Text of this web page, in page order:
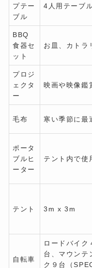
プテー
ブル
4人用テーブ
BBQ
食器セ
ット
お皿、カトラ
プロジ
ェクタ
ー
映画や映像鑑
毛布 寒い季節に最
ポータ
ブルヒ
ーター
テント内で使
テント 3m x 3m
自転車
ロードバイク
台、マウンテ
ク９台（